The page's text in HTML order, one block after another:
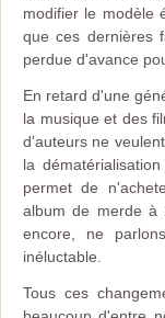
modifier le modèle
que ces dernières
perdue d'avance
En retard d'une
la musique et des
d'auteurs ne
la
permet de
album de merde à
encore, ne
inéluctable.
Tous ces